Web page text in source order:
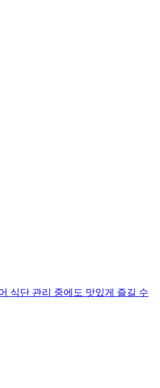
식단 관리 중에도 맛있게 즐길 수